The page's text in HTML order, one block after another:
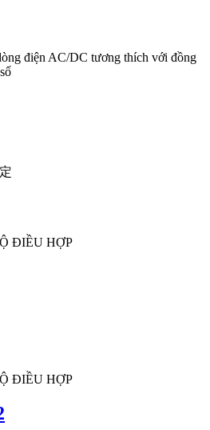
điện AC/DC tương thích với đồng
ĐIỀU HỢP
ĐIỀU HỢP